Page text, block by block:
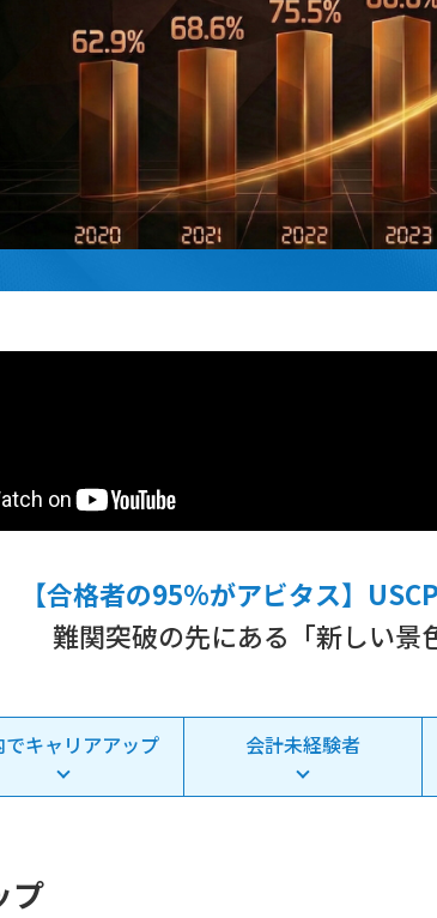
【合格者の95%がアビタス】
難関突破の先にある「新しい景
でキャリアアップ 会計未経験者
プ